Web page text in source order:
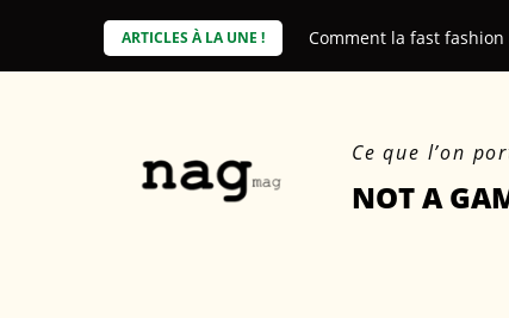
ARTICLES À LA UNE !
environnemental des produits Comment la fast
Ce que l’on
NOT A